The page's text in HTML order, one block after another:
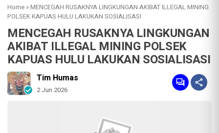
Home »MENCEGAH RUSAKNYA LINGKUNGAN AKIBAT ILLEGAL MINING
POLSEK KAPUAS HULU LAKUKAN SOSIALISASI
MENCEGAH RUSAKNYA LINGKUNGAN
AKIBAT ILLEGAL MINING POLSEK
KAPUAS HULU LAKUKAN SOSIALISASI
Tim Humas
2 Jun 2026